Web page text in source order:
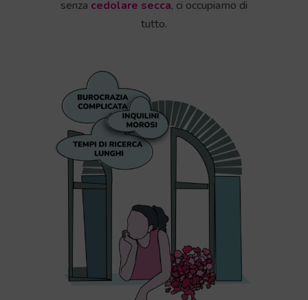
senza cedolare secca, ci occupiamo di
tutto.